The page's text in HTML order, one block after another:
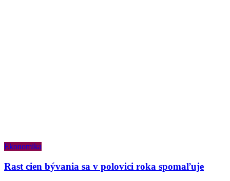
Ekonomika
Rast cien bývania sa v polovici roka spomaľuje